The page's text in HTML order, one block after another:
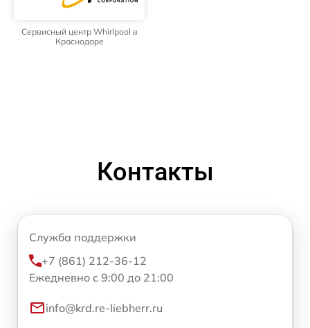
Сервисный центр Whirlpool в
Краснодаре
Контакты
Служба поддержки
+7 (861) 212-36-12
Ежедневно с 9:00 до 21:00
info@krd.re-liebherr.ru